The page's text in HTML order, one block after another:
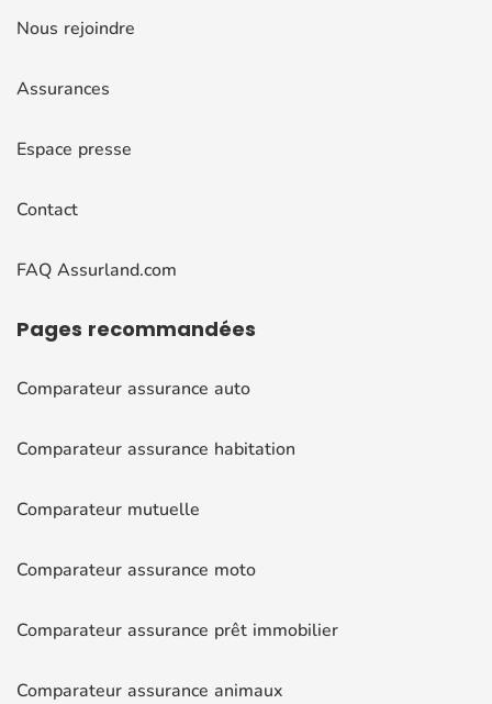
Nous rejoindre
Assurances
Espace presse
Contact
FAQ Assurland.com
Pages recommandées
Comparateur assurance auto
Comparateur assurance habitation
Comparateur mutuelle
Comparateur assurance moto
Comparateur assurance prêt immobilier
Comparateur assurance animaux